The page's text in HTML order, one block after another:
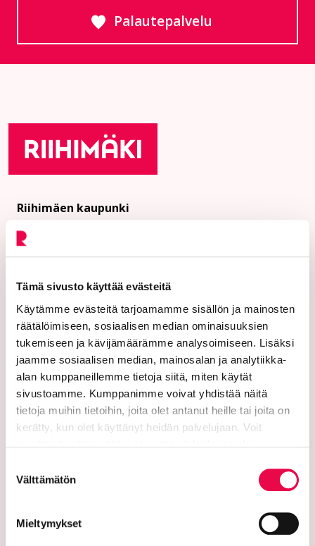
Tämä sivusto käyttää evästeitä
Käytämme evästeitä tarjoamamme sisällön ja mainosten
räätälöimiseen, sosiaalisen median ominaisuuksien
tukemiseen ja kävijämäärämme analysoimiseen. Lisäksi
jaamme sosiaalisen median, mainosalan ja analytiikka-
alan kumppaneillemme tietoja siitä, miten käytät
sivustoamme. Kumppanimme voivat yhdistää näitä
tietoja muihin tietoihin, joita olet antanut heille tai joita on
kerätty, kun olet käyttänyt heidän palvelujaan. Voit
valinta
Välttämätön
Mieltymykset
Palautepalvelu
Siirtyy ulkoiselle
Riihimäen kaupunki
PL 125 (Eteläinen Asemakatu 2)
Vaihde: 019 758 4000
Sähköpostiosoitteet:
etunimi.sukunimi@riihimaki.fi
Turvasähköpostiosoite:
Ethän lähetä henkilötietoja tai arkaluonteisia
asiakastietoja suojaamattomassa sähköpostissa.
Kaupungin verkkosivuilta löytyy ohjeet
Verkkolaskutusosoitteet:
verkkolaskuosoitteeseen. Kaupunki ja Riihimäen Vesi